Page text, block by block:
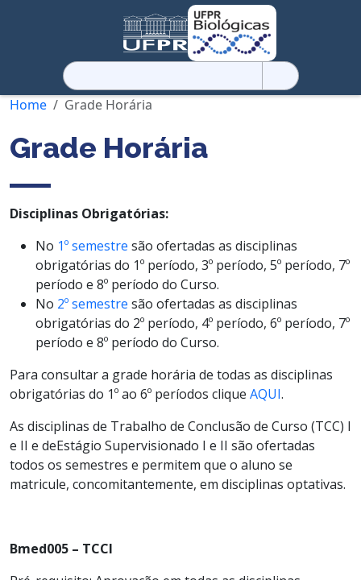
Pesquisar
por:
Home
Grade Horária
Grade Horária
Disciplinas Obrigatórias:
No 1º semestre são ofertadas as disciplinas
obrigatórias do 1º período, 3º período, 5º período, 7º
período e 8º período do Curso.
No 2º semestre são ofertadas as disciplinas
obrigatórias do 2º período, 4º período, 6º período, 7º
período e 8º período do Curso.
Para consultar a grade horária de todas as disciplinas
obrigatórias do 1º ao 6º períodos clique AQUI.
As disciplinas de Trabalho de Conclusão de Curso (TCC) I
e II e deEstágio Supervisionado I e II são ofertadas
todos os semestres e permitem que o aluno se
matricule, concomitantemente, em disciplinas optativas.
Bmed005 – TCCI